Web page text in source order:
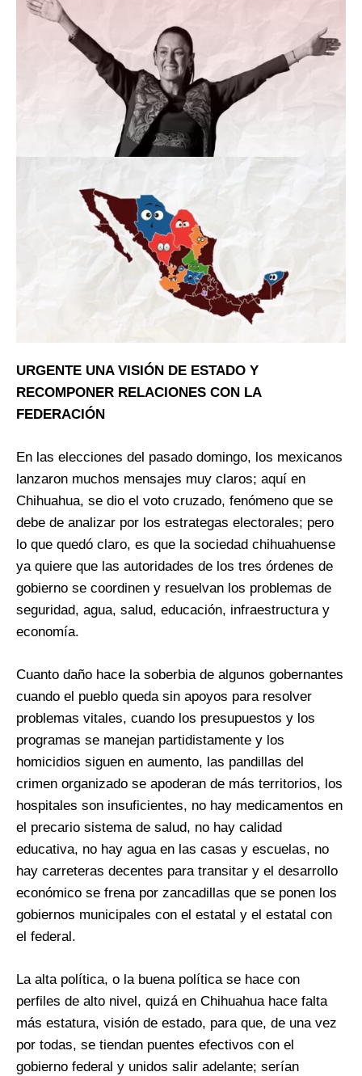
URGENTE UNA VISIÓN DE ESTADO Y
RECOMPONER RELACIONES CON LA
FEDERACIÓN
En las elecciones del pasado domingo, los mexicanos
lanzaron muchos mensajes muy claros; aquí en
Chihuahua, se dio el voto cruzado, fenómeno que se
debe de analizar por los estrategas electorales; pero
lo que quedó claro, es que la sociedad chihuahuense
ya quiere que las autoridades de los tres órdenes de
gobierno se coordinen y resuelvan los problemas de
seguridad, agua, salud, educación, infraestructura y
economía.
Cuanto daño hace la soberbia de algunos gobernantes
cuando el pueblo queda sin apoyos para resolver
problemas vitales, cuando los presupuestos y los
programas se manejan partidistamente y los
homicidios siguen en aumento, las pandillas del
crimen organizado se apoderan de más territorios, los
hospitales son insuficientes, no hay medicamentos en
el precario sistema de salud, no hay calidad
educativa, no hay agua en las casas y escuelas, no
hay carreteras decentes para transitar y el desarrollo
económico se frena por zancadillas que se ponen los
gobiernos municipales con el estatal y el estatal con
el federal.
La alta política, o la buena política se hace con
perfiles de alto nivel, quizá en Chihuahua hace falta
más estatura, visión de estado, para que, de una vez
por todas, se tiendan puentes efectivos con el
gobierno federal y unidos salir adelante; serían